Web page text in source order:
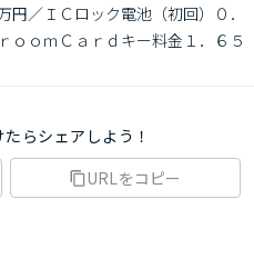
円／ＩＣロック電池（初回）０．
ｏｏｍＣａｒｄキー料金１．６５
らシェアしよう！
URLをコピー